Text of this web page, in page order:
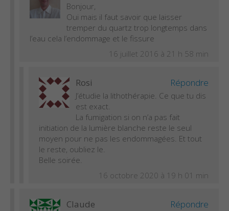
Bonjour,
Oui mais il faut savoir que laisser
tremper du quartz trop longtemps dans
l’eau cela l’endommage et le fissure
16 juillet 2016 à 21 h 58 min
Rosi Répondre
J’étudie la lithothérapie. Ce que tu dis
est exact.
La fumigation si on n’a pas fait
initiation de la lumière blanche reste le seul
moyen pour ne pas les endommagées. Et tout
le reste, oubliez le.
Belle soirée.
16 octobre 2020 à 19 h 01 min
Claude Répondre